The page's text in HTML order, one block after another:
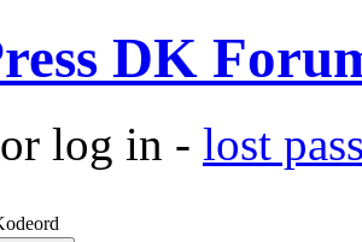
DK
or log in - lost